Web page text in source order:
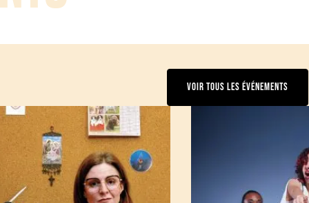
VOIR TOUS LES ÉVÉNEMENTS